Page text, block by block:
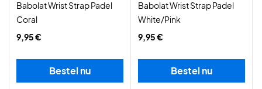
Babolat Wrist Strap Padel
Coral
9,95 €
Bestel nu
Babolat Wrist Strap Padel
White/Pink
9,95 €
Bestel nu